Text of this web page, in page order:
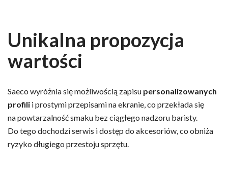
Unikalna propozycja
wartości
Saeco wyróżnia się możliwością zapisu personalizowanych
profili i prostymi przepisami na ekranie, co przekłada się
na powtarzalność smaku bez ciągłego nadzoru baristy.
Do tego dochodzi serwis i dostęp do akcesoriów, co obniża
ryzyko długiego przestoju sprzętu.